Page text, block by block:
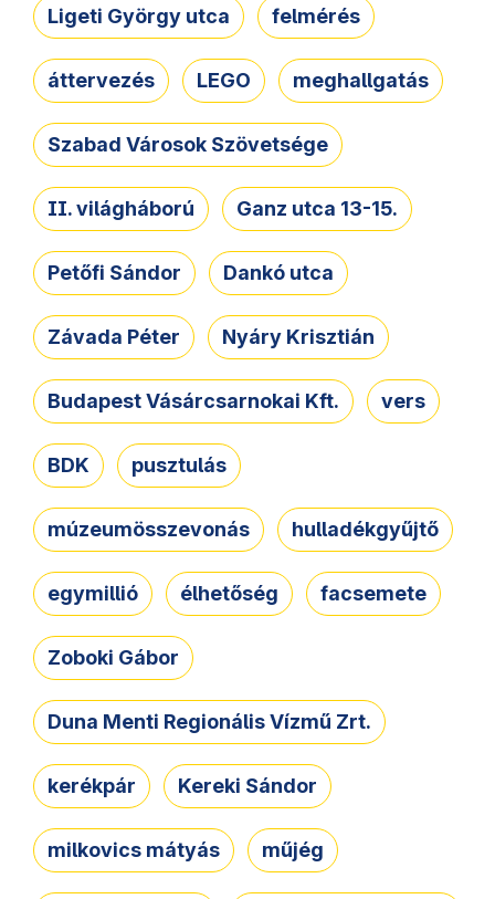
Ligeti György utca felmérés
áttervezés LEGO meghallgatás
Szabad Városok Szövetsége
II. világháború Ganz utca 13-15.
Petőfi Sándor Dankó utca
Závada Péter Nyáry Krisztián
Budapest Vásárcsarnokai Kft. vers
BDK pusztulás
múzeumösszevonás hulladékgyűjtő
egymillió élhetőség facsemete
Zoboki Gábor
Duna Menti Regionális Vízmű Zrt.
kerékpár Kereki Sándor
milkovics mátyás műjég